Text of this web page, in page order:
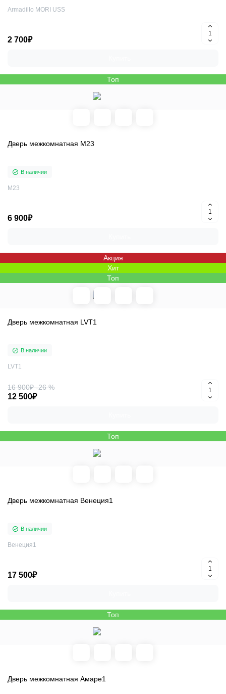
Armadillo MORI USS
2 700₽
Топ
Дверь межкомнатная M23
В наличии
M23
6 900₽
Акция
Хит
Топ
Дверь межкомнатная LVT1
В наличии
LVT1
16 900₽ -26 %
12 500₽
Топ
Дверь межкомнатная Венеция1
В наличии
Венеция1
17 500₽
Топ
Дверь межкомнатная Амаре1